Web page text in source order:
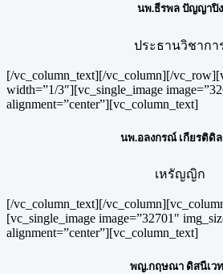
นพ.ธีรพล ปัญญาปิง
ประธานวิชากา
[/vc_column_text][/vc_column][/
width=”1/3″][vc_single_image
alignment=”center”][vc_column_text]
นพ.อลงกรณ์ เกียรติดิล
เหรัญญิก
[/vc_column_text][/
[vc_single_image image=”32701″
alignment=”center”][vc_column_text]
พญ.กฤษณา ดิสนีเว